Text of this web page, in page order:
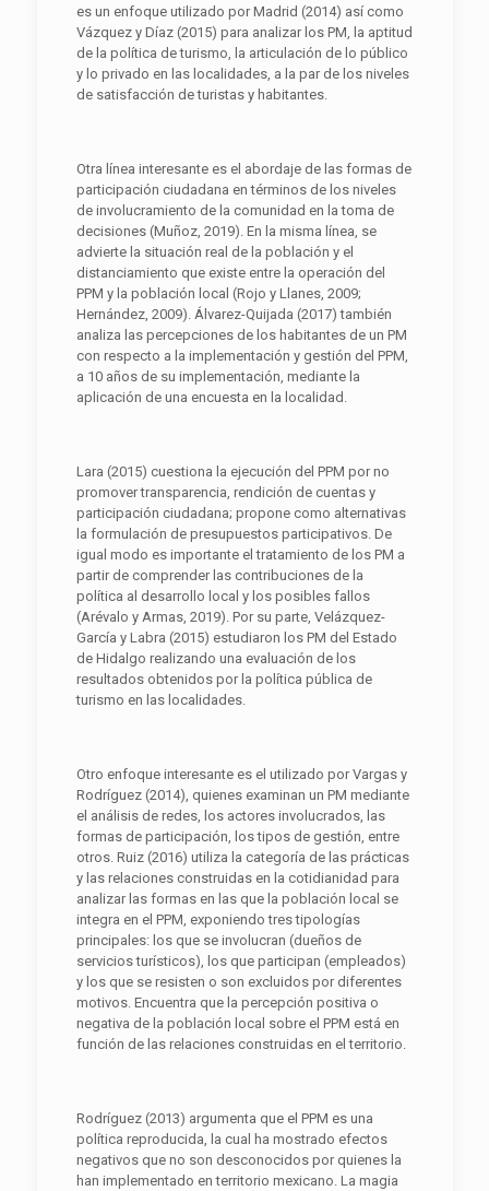
es un enfoque utilizado por Madrid (2014) así como
Vázquez y Díaz (2015) para analizar los PM, la aptitud
de la política de turismo, la articulación de lo público
y lo privado en las localidades, a la par de los niveles
de satisfacción de turistas y habitantes.
Otra línea interesante es el abordaje de las formas de
participación ciudadana en términos de los niveles
de involucramiento de la comunidad en la toma de
decisiones (Muñoz, 2019). En la misma línea, se
advierte la situación real de la población y el
distanciamiento que existe entre la operación del
PPM y la población local (Rojo y Llanes, 2009;
Hernández, 2009). Álvarez-Quijada (2017) también
analiza las percepciones de los habitantes de un PM
con respecto a la implementación y gestión del PPM,
a 10 años de su implementación, mediante la
aplicación de una encuesta en la localidad.
Lara (2015) cuestiona la ejecución del PPM por no
promover transparencia, rendición de cuentas y
participación ciudadana; propone como alternativas
la formulación de presupuestos participativos. De
igual modo es importante el tratamiento de los PM a
partir de comprender las contribuciones de la
política al desarrollo local y los posibles fallos
(Arévalo y Armas, 2019). Por su parte, Velázquez-
García y Labra (2015) estudiaron los PM del Estado
de Hidalgo realizando una evaluación de los
resultados obtenidos por la política pública de
turismo en las localidades.
Otro enfoque interesante es el utilizado por Vargas y
Rodríguez (2014), quienes examinan un PM mediante
el análisis de redes, los actores involucrados, las
formas de participación, los tipos de gestión, entre
otros. Ruiz (2016) utiliza la categoría de las prácticas
y las relaciones construidas en la cotidianidad para
analizar las formas en las que la población local se
integra en el PPM, exponiendo tres tipologías
principales: los que se involucran (dueños de
servicios turísticos), los que participan (empleados)
y los que se resisten o son excluidos por diferentes
motivos. Encuentra que la percepción positiva o
negativa de la población local sobre el PPM está en
función de las relaciones construidas en el territorio.
Rodríguez (2013) argumenta que el PPM es una
política reproducida, la cual ha mostrado efectos
negativos que no son desconocidos por quienes la
han implementado en territorio mexicano. La magia